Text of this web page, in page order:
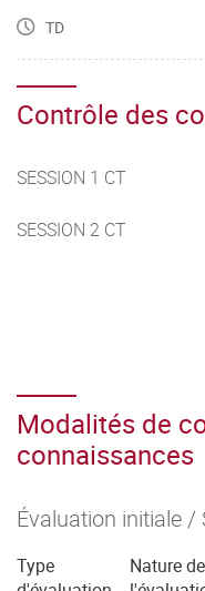
TD
Contrôle des
SESSION 1 CT
SESSION 2 CT
Modalités de
connaissances
Évaluation initiale /
Type
Nature de